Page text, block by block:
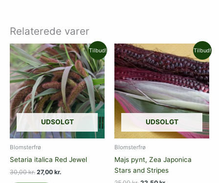
Relaterede varer
Tilbud!
UDSOLGT
Blomsterfrø
Setaria italica Red Jewel
30,00kr.
Den
oprindelige
pris
var:
30,00 kr..
27,00 kr.
Den
aktuelle
pris
er:
27,00 kr..
Tilbud!
UDSOLGT
Blomsterfrø
Majs pynt, Zea Japonica
Stars and Stripes
Den
oprindelige
pris
var:
25,00 kr..
aktuelle
pris
er:
22,50 kr..